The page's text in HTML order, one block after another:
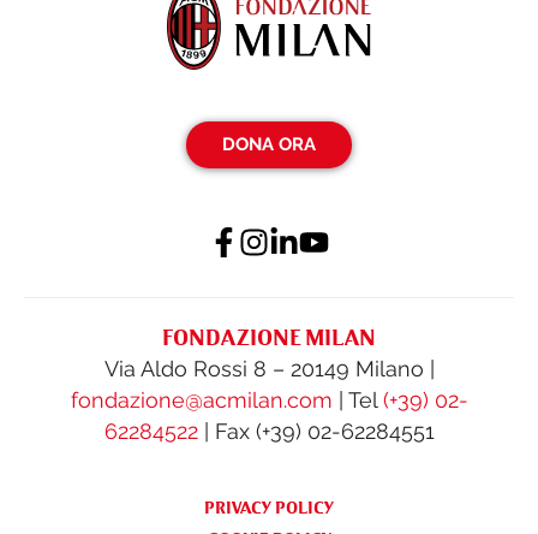
DONA ORA
FONDAZIONE MILAN
Via Aldo Rossi 8 – 20149 Milano |
fondazione@acmilan.com | Tel(+39) 02-
62284522| Fax (+39) 02-62284551
PRIVACY POLICY